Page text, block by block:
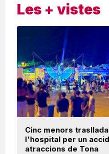
Les + vistes
Cinc menors
l'hospital per un
atraccions de Tona